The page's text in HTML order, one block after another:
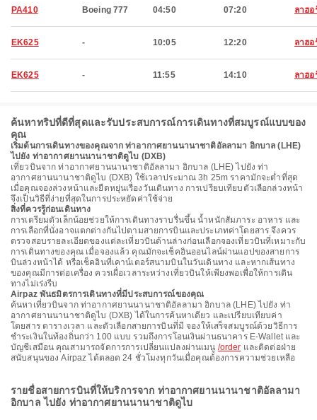
PA410 Boeing 777 04:50 07:20 ลาฮอ
EK625 - 10:05 12:20 ลาฮอ
EK625 - 11:55 14:10 ลาฮอ
ค้นหาทริปที่ดีที่สุดและรับประสบการณ์การเดินทางที่สมบูรณ์แบบของ
คุณ
เริ่มต้นการเดินทางของคุณจาก ท่าอากาศยานนานาชาติอัลลามา อิกบาล (LHE)
ไปยัง ท่าอากาศยานนานาชาติดูไบ (DXB)
เที่ยวบินจาก ท่าอากาศยานนานาชาติอัลลามา อิกบาล (LHE) ไปยัง ท่า
อากาศยานนานาชาติดูไบ (DXB) ใช้เวลาประมาณ 3h 25m ราคามักจะต่ำที่สุด
เมื่อคุณจองล่วงหน้าและยืดหยุ่นเรื่องวันเดินทาง การเปรียบเทียบตัวเลือกล่วงหน้า
จึงเป็นวิธีที่ง่ายที่สุดในการประหยัดค่าใช้จ่าย
สิ่งที่ควรรู้ก่อนเดินทาง
การเตรียมตัวเล็กน้อยช่วยให้การเดินทางราบรื่นขึ้น น้ำหนักสัมภาระ อาหาร และ
การเลือกที่นั่งอาจแตกต่างกันไปตามสายการบินและประเภทค่าโดยสาร จึงควร
ตรวจสอบรายละเอียดของแต่ละเที่ยวบินด้านล่างก่อนเลือกจองเที่ยวบินที่เหมาะกับ
การเดินทางของคุณ เมื่อจองแล้ว คุณมักจะเช็คอินออนไลน์ผ่านแอปของสายการ
บินล่วงหน้าได้ หรือเช็คอินที่เคาน์เตอร์สนามบินในวันเดินทาง และหากเส้นทาง
ของคุณมีการต่อเครื่อง ควรเผื่อเวลาระหว่างเที่ยวบินให้เพียงพอเพื่อให้การเดิน
ทางไม่เร่งรีบ
Airpaz พันธมิตรการเดินทางที่มีประสบการณ์ของคุณ
ค้นหาเที่ยวบินจาก ท่าอากาศยานนานาชาติอัลลามา อิกบาล (LHE) ไปยัง ท่า
อากาศยานนานาชาติดูไบ (DXB) ได้ในการค้นหาเดียว และเปรียบเทียบค่า
โดยสาร ตารางเวลา และตัวเลือกสายการบินที่มี จองให้เสร็จสมบูรณ์ด้วยวิธีการ
ชำระเงินในท้องถิ่นกว่า 100 แบบ รวมถึงการโอนเงินผ่านธนาคาร E-Wallet และ
บัญชีเสมือน คุณสามารถจัดการการเปลี่ยนแปลงผ่านเมนู /order และติดต่อฝ่าย
สนับสนุนของ Airpaz ได้ตลอด 24 ชั่วโมงทุกวันเมื่อคุณต้องการความช่วยเหลือ
รายชื่อสายการบินที่ให้บริการจาก ท่าอากาศยานนานาชาติอัลลามา
อิกบาล ไปยัง ท่าอากาศยานนานาชาติดูไบ